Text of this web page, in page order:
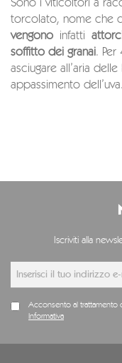
Sono i viticoltori a
torcolato, nome che
vengono infatti
soffitto dei granai. Per
asciugare all’aria
appassimento dell’uva.
Iscriviti alla
Acconsento al trattamento
Informativa